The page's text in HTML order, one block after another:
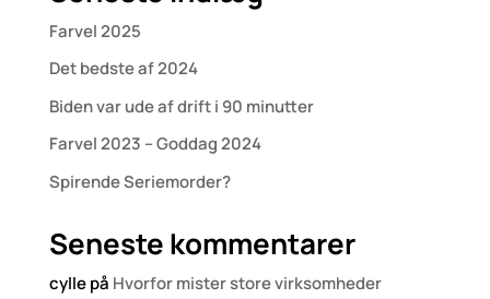
Farvel 2025
Det bedste af 2024
Biden var ude af drift i 90 minutter
Farvel 2023 – Goddag 2024
Spirende Seriemorder?
Seneste kommentarer
cyllepå Hvorfor mister store virksomheder